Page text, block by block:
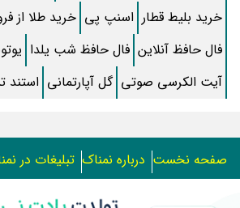
بیوگرافی سعید شریف، فتاح رویای نیمه شب و
پیامک های زیبای تولدت مبارک دخترم
خورشت بامیه جاافتاده و مجلسی؛ آموزش مرحله
شعر عاشقانه کوتاه و دلبرانه برای همسر و عشقم
خرید بلیط قطار اسنپ پی خرید طلا از
فال حافظ آنلاین فال حافظ شب یلدا
آیت الکرسی صوتی گل آپارتمانی استند
صفحه نخست درباره نمناک تبلیغات در
استفاده از مطالب اختصاصی سایت نمناک